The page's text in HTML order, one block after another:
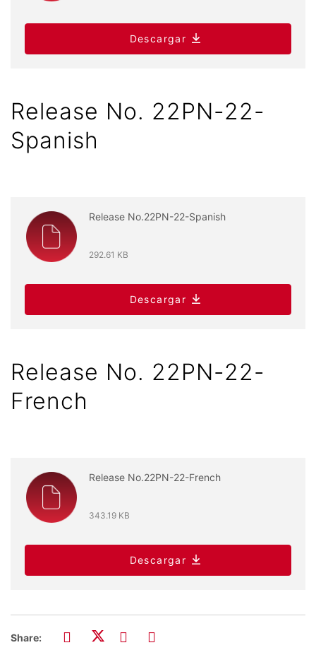
Descargar
Release No. 22PN-22-
Spanish
Release No.22PN-22-Spanish
292.61 KB
Descargar
Release No. 22PN-22-
French
Release No.22PN-22-French
343.19 KB
Descargar
Share: